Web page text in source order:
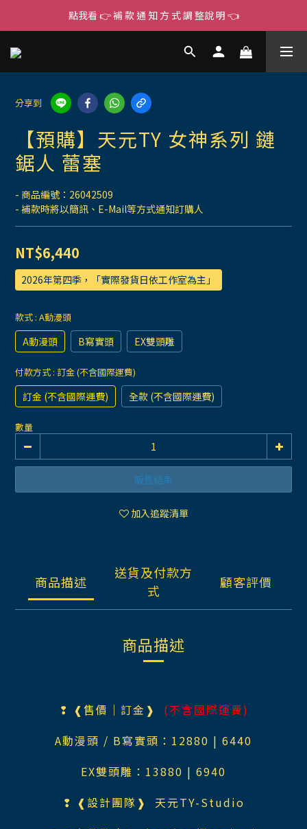
點我看 👉 補 款 通 知 方 式 調 整說 明 👈
分享到
【預購】天元TY 女神系列 鏈
鋸人 蕾塞
- 商品編號：26042509
- 補款時將以簡訊、E-Mail等方式通知訂購人
NT$6,440
2026年第四季，「實際發貨日依工作室為主」
款式 : A動漫頭
A動漫頭 B寫實頭 EX雙頭雕
付款方式 : 訂金 (不含國際運費)
訂金 (不含國際運費) 全款 (不含國際運費)
數量
販售結束
加入追蹤清單
商品描述
送貨及付款方
式
顧客評價
商品描述
❢ ❰售價｜訂金❱ (不含國際運費)
A動漫頭 / B寫實頭：12880 | 6440
EX雙頭雕：13880 | 6940
❢ ❰設計團隊❱ 天元TY-Studio